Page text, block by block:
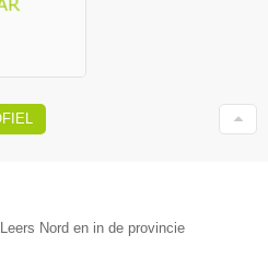
Nord en in de provincie